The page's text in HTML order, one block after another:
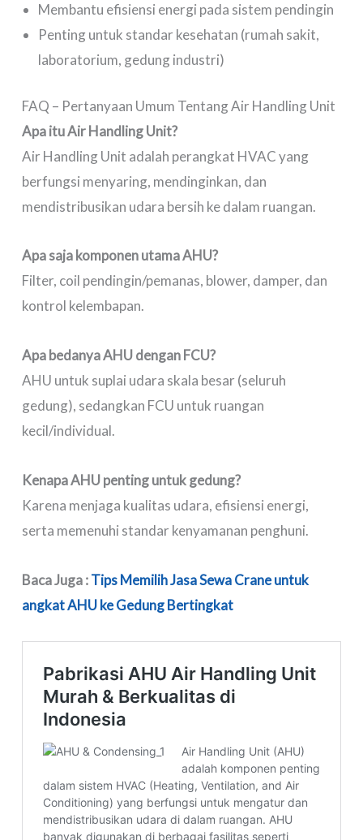
Membantu efisiensi energi pada sistem pendingin
Penting untuk standar kesehatan (rumah sakit,
laboratorium, gedung industri)
FAQ – Pertanyaan Umum Tentang Air Handling Unit
Apa itu Air Handling Unit?
Air Handling Unit adalah perangkat HVAC yang
berfungsi menyaring, mendinginkan, dan
mendistribusikan udara bersih ke dalam ruangan.
Apa saja komponen utama AHU?
Filter, coil pendingin/pemanas, blower, damper, dan
kontrol kelembapan.
Apa bedanya AHU dengan FCU?
AHU untuk suplai udara skala besar (seluruh
gedung), sedangkan FCU untuk ruangan
kecil/individual.
Kenapa AHU penting untuk gedung?
Karena menjaga kualitas udara, efisiensi energi,
serta memenuhi standar kenyamanan penghuni.
Baca Juga :Tips Memilih Jasa Sewa Crane untuk
angkat AHU ke Gedung Bertingkat